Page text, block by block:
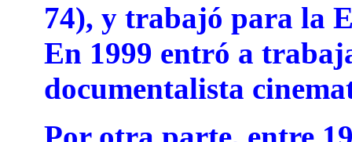
74), y trabajó para la
En 1999 entró a
documentalista